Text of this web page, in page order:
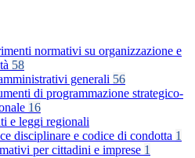
normativi su organizzazione e
58
generali 56
di programmazione strategico-
16
e leggi regionali
disciplinare e codice di condotta 1
per cittadini e imprese 1